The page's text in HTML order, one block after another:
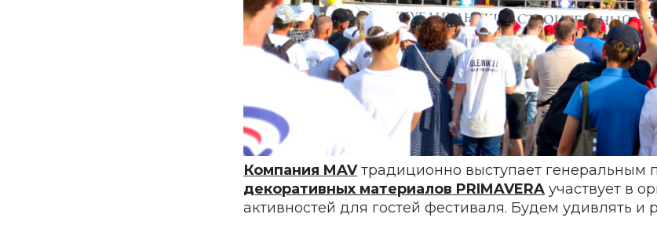
Компания MAVтрадиционно выступает генеральным
декоративных материалов PRIMAVERA участвует в
активностей для гостей фестиваля. Будем удивлять и